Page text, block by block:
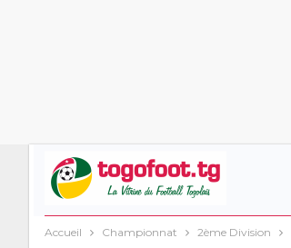
Accueil Championnat 2ème Division